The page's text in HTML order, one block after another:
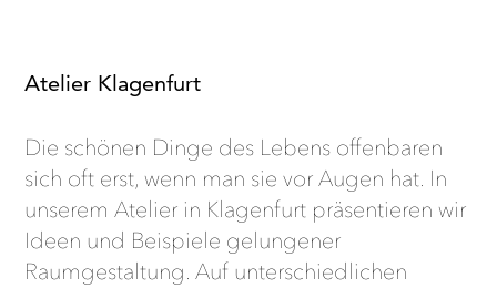
Atelier Klagenfurt
Die schönen Dinge des Lebens offenbaren
sich oft erst, wenn man sie vor Augen hat. In
unserem Atelier in Klagenfurt präsentieren wir
Ideen und Beispiele gelungener
Raumgestaltung. Auf unterschiedlichen